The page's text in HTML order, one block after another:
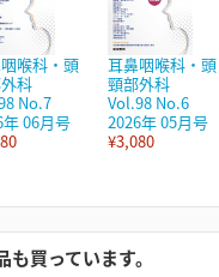
喉科・頭
科
No.7
06月号
耳鼻咽喉科・頭
頸部外科
Vol.98 No.6
2026年 05月号
¥3,080
買っています。